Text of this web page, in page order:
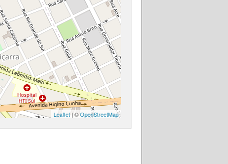
Leaflet | ©OpenStreetMap